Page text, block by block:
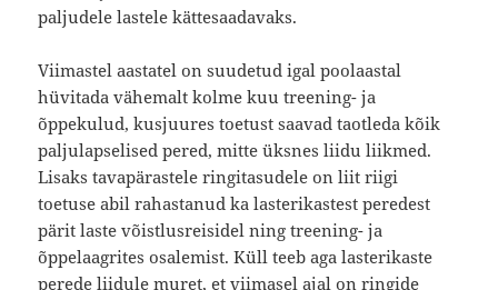
paljudele lastele kättesaadavaks.
Viimastel aastatel on suudetud igal poolaastal
hüvitada vähemalt kolme kuu treening- ja
õppekulud, kusjuures toetust saavad taotleda kõik
paljulapselised pered, mitte üksnes liidu liikmed.
Lisaks tavapärastele ringitasudele on liit riigi
toetuse abil rahastanud ka lasterikastest peredest
pärit laste võistlusreisidel ning treening- ja
õppelaagrites osalemist. Küll teeb aga lasterikaste
perede liidule muret, et viimasel ajal on ringide